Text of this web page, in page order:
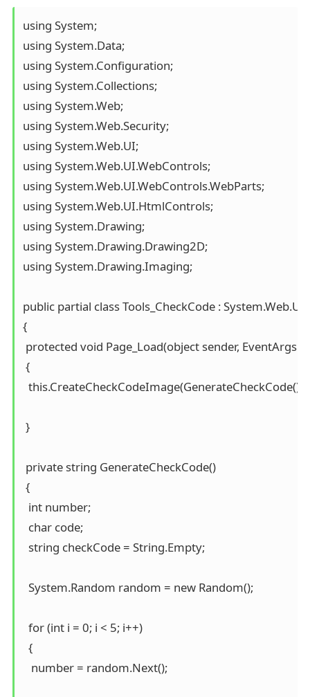
using System;
using System.Data;
using System.Configuration;
using System.Collections;
using System.Web;
using System.Web.Security;
using System.Web.UI;
using System.Web.UI.WebControls;
using System.Web.UI.WebControls.WebParts;
using System.Web.UI.HtmlControls;
using System.Drawing;
using System.Drawing.Drawing2D;
using System.Drawing.Imaging;
public partial class Tools_CheckCode :
{
protected void Page_Load(object sender, EventArgs e)
{
  this.CreateCheckCodeImage(GenerateCheckCode());
}
private string GenerateCheckCode()
{
  int number;
  char code;
  string checkCode = String.Empty;
  System.Random random = new Random();
  for (int i = 0; i < 5; i++)
  {
   number = random.Next();